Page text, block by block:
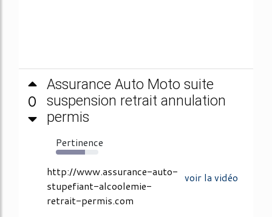
0
Assurance Auto Moto suite
suspension retrait annulation
permis
Pertinence
68%
voir la vidéo
http://www.assurance-auto-
stupefiant-alcoolemie-
retrait-permis.com